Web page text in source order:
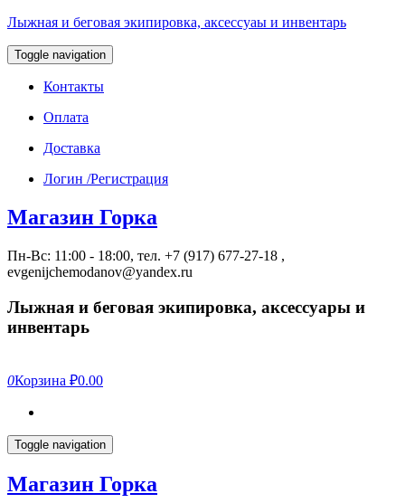
Лыжная и беговая экипировка, аксессуаы и инвентарь
Toggle navigation
Контакты
Оплата
Доставка
Логин /Регистрация
Магазин Горка
Пн-Вс: 11:00 - 18:00, тел. +7 (917) 677-27-18 ,
evgenijchemodanov@yandex.ru
Лыжная и беговая экипировка, аксессуары и
инвентарь
0Корзина ₽0.00
Toggle navigation
Магазин Горка